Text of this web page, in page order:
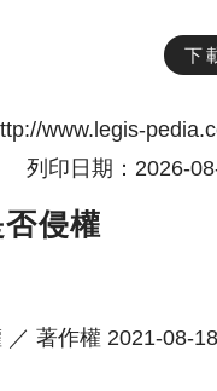
下
www.legis-
列印日期：2026-
侵權
／ 著作權 2021-08-18